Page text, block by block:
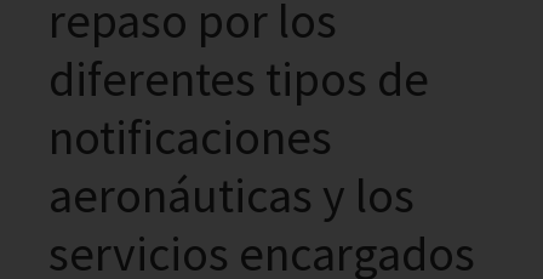
repaso por los
diferentes tipos de
notificaciones
aeronáuticas y los
servicios encargados